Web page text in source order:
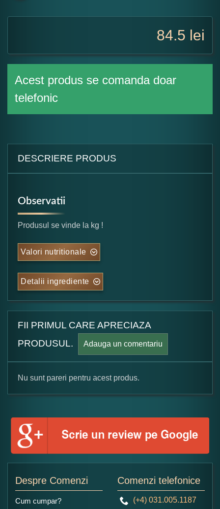
84.5 lei
Acest produs se comanda doar
telefonic
DESCRIERE PRODUS
Observatii
Produsul se vinde la kg !
Valori nutritionale
Detalii ingrediente
FII PRIMUL CARE APRECIAZA
PRODUSUL.
Adauga un comentariu
Formular pareri client
Numele dumneavoastra:
Nu sunt pareri pentru acest produs.
Despre Comenzi
Cum cumpar?
Comenzi telefonice
(+4) 031.005.1187